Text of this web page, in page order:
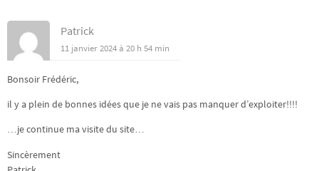
Patrick
11 janvier 2024 à 20 h 54 min
Bonsoir Frédéric,
il y a plein de bonnes idées que je ne vais pas manquer d’exploiter!!!!
…je continue ma visite du site…
Sincèrement